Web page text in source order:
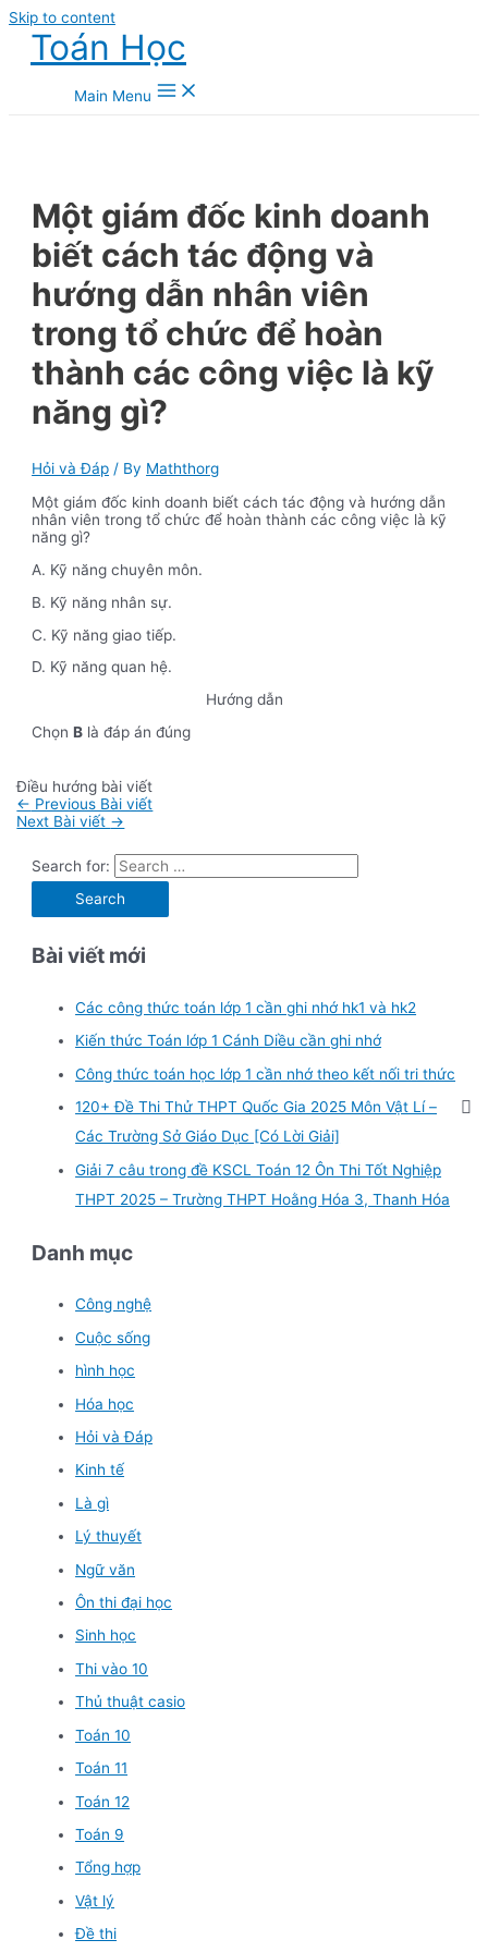
Skip to content
Toán Học
Main Menu
Một giám đốc kinh doanh
biết cách tác động và
hướng dẫn nhân viên
trong tổ chức để hoàn
thành các công việc là kỹ
năng gì?
Hỏi và Đáp / By Maththorg
Một giám đốc kinh doanh biết cách tác động và hướng dẫn
nhân viên trong tổ chức để hoàn thành các công việc là kỹ
năng gì?
A. Kỹ năng chuyên môn.
B. Kỹ năng nhân sự.
C. Kỹ năng giao tiếp.
D. Kỹ năng quan hệ.
Hướng dẫn
ChọnB là đáp án đúng
Điều hướng bài viết
← Previous Bài viết
Next Bài viết →
Search for:
Bài viết mới
Các công thức toán lớp 1 cần ghi nhớ hk1 và hk2
Kiến thức Toán lớp 1 Cánh Diều cần ghi nhớ
Công thức toán học lớp 1 cần nhớ theo kết nối tri thức
120+ Đề Thi Thử THPT Quốc Gia 2025 Môn Vật Lí –
Các Trường Sở Giáo Dục [Có Lời Giải]
Giải 7 câu trong đề KSCL Toán 12 Ôn Thi Tốt Nghiệp
THPT 2025 – Trường THPT Hoằng Hóa 3, Thanh Hóa
Danh mục
Công nghệ
Cuộc sống
hình học
Hóa học
Hỏi và Đáp
Kinh tế
Là gì
Lý thuyết
Ngữ văn
Ôn thi đại học
Sinh học
Thi vào 10
Thủ thuật casio
Toán 10
Toán 11
Toán 12
Toán 9
Tổng hợp
Vật lý
Đề thi